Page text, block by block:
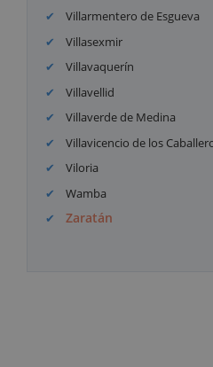
Villarmentero de Esgueva
Villasexmir
Villavaquerín
Villavellid
Villaverde de Medina
Villavicencio de los
Viloria
Wamba
Zaratán